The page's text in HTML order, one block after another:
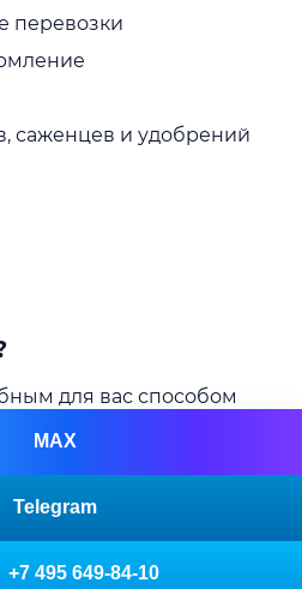
перевозки
саженцев и удобрений
для вас способом
MAX
Telegram
+7 495 649-84-10